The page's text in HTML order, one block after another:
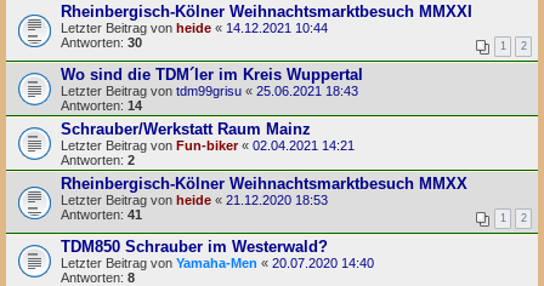
Rheinbergisch-Kölner Weihnachtsmarktbesuch MMXXI
Letzter Beitrag von heide « 14.12.2021 10:44
Antworten: 30 1 2
Wo sind die TDM´ler im Kreis Wuppertal
Letzter Beitrag von tdm99grisu « 25.06.2021 18:43
Antworten: 14
Schrauber/Werkstatt Raum Mainz
Letzter Beitrag von Fun-biker« 02.04.2021 14:21
Antworten: 2
Rheinbergisch-Kölner Weihnachtsmarktbesuch MMXX
Letzter Beitrag von heide « 21.12.2020 18:53
Antworten: 41 1 2
TDM850 Schrauber im Westerwald?
Letzter Beitrag von Yamaha-Men « 20.07.2020 14:40
Antworten: 8